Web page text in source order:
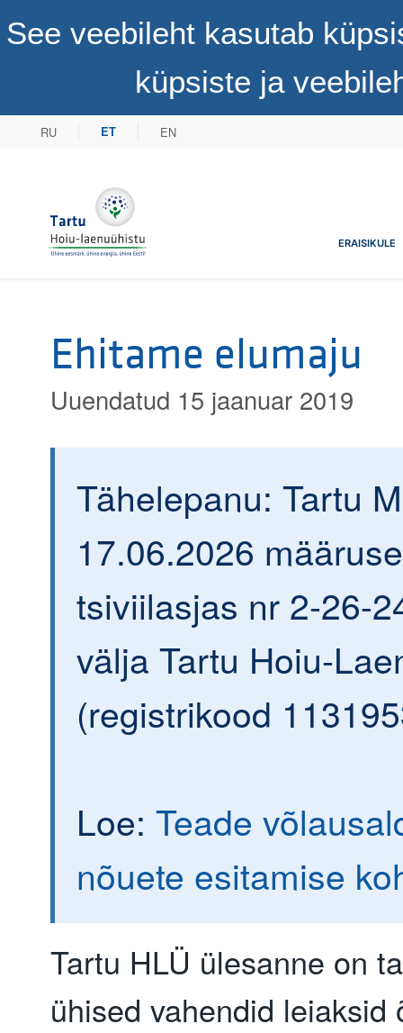
See veebileht kasutab
küpsiste ja
RU ET EN
Tartu Hoiu-laenuühistuERAISIKULE
Ehitame elumaju
Uuendatud 15 jaanuar 2019
Tähelepanu: Tartu
17.06.2026
tsiviilasjas nr 2-26-
välja Tartu Hoiu-
(registrikood
Loe: Teade
nõuete esitamise
Tartu HLÜ ülesanne on
ühised vahendid leiaksid